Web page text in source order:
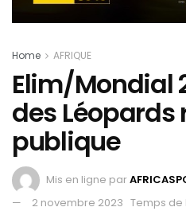
Home AFRIQUE
Elim/Mondial
des Léopards
publique
Mis en ligne par
2 novembre 2023 Temps de